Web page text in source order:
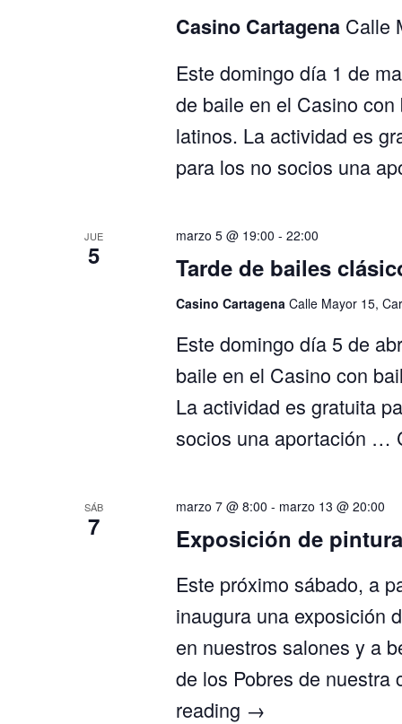
Casino Cartagena Calle
Este domingo día 1 de
de baile en el Casino
latinos. La actividad es
para los no socios una
JUE
5 Tarde de bailes
marzo 5 @ 19:00 - 22:00
Casino Cartagena Calle Mayor 15,
Este domingo día 5 de
baile en el Casino con
La actividad es gratuita
socios una aportación …
SÁB
7 Exposición de
marzo 7 @ 8:00 - marzo 13 @ 20:00
Este próximo sábado, a
inaugura una exposición
en nuestros salones y a
de los Pobres de
reading →